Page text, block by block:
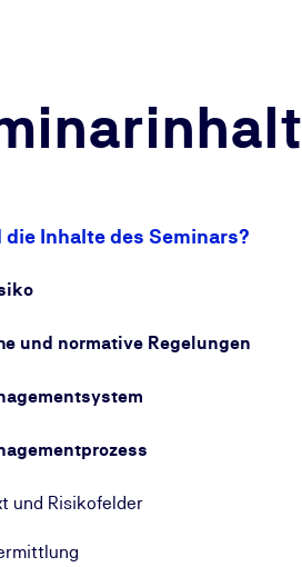
die Inhalte des Seminars?
und normative Regelungen
und Risikofelder